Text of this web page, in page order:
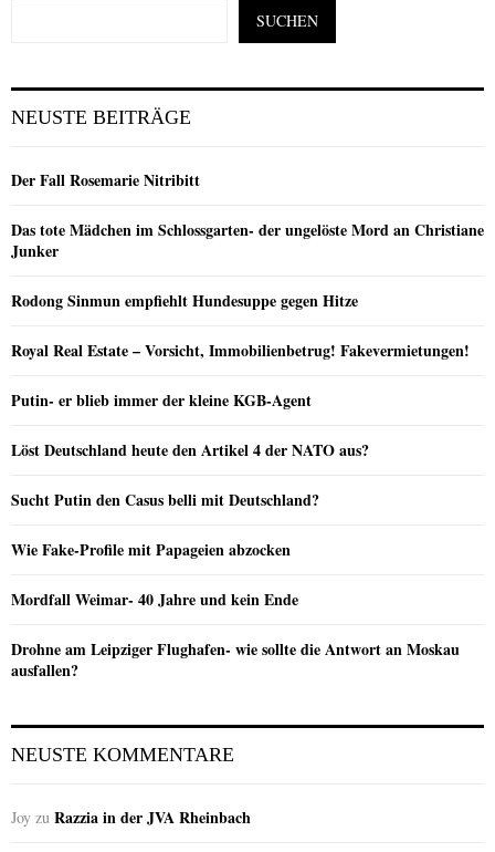
SUCHEN
NEUSTE BEITRÄGE
Der Fall Rosemarie Nitribitt
Das tote Mädchen im Schlossgarten- der ungelöste Mord an Christiane
Junker
Rodong Sinmun empfiehlt Hundesuppe gegen Hitze
Royal Real Estate – Vorsicht, Immobilienbetrug! Fakevermietungen!
Putin- er blieb immer der kleine KGB-Agent
Löst Deutschland heute den Artikel 4 der NATO aus?
Sucht Putin den Casus belli mit Deutschland?
Wie Fake-Profile mit Papageien abzocken
Mordfall Weimar- 40 Jahre und kein Ende
Drohne am Leipziger Flughafen- wie sollte die Antwort an Moskau
ausfallen?
NEUSTE KOMMENTARE
Joy zu Razzia in der JVA Rheinbach